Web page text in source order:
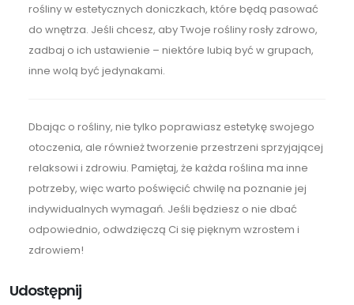
rośliny w estetycznych doniczkach, które będą pasować
do wnętrza. Jeśli chcesz, aby Twoje rośliny rosły zdrowo,
zadbaj o ich ustawienie – niektóre lubią być w grupach,
inne wolą być jedynakami.
Dbając o rośliny, nie tylko poprawiasz estetykę swojego
otoczenia, ale również tworzenie przestrzeni sprzyjającej
relaksowi i zdrowiu. Pamiętaj, że każda roślina ma inne
potrzeby, więc warto poświęcić chwilę na poznanie jej
indywidualnych wymagań. Jeśli będziesz o nie dbać
odpowiednio, odwdzięczą Ci się pięknym wzrostem i
zdrowiem!
Udostępnij